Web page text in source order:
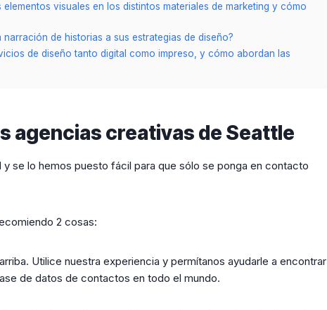
visuales en los distintos materiales de marketing y cómo
de historias a sus estrategias de diseño?
de diseño tanto digital como impreso, y cómo abordan las
agencias creativas de Seattle
se lo hemos puesto fácil para que sólo se ponga en contacto
2 cosas:
Utilice nuestra experiencia y permítanos ayudarle a encontrar
de datos de contactos en todo el mundo.